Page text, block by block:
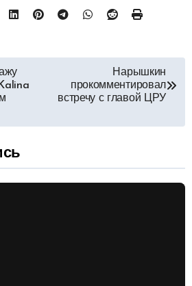
Нарышкин
прокомментировал
встречу с главой ЦРУ